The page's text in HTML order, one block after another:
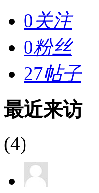
0关注
0粉丝
27帖子
最近来访
(4)